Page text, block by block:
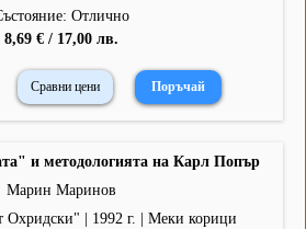
Отлично
8,69 € / 17,00 лв.
Сравни цени
и методологията на Карл Попър
Марин Маринов
| 1992 г. | Меки корици